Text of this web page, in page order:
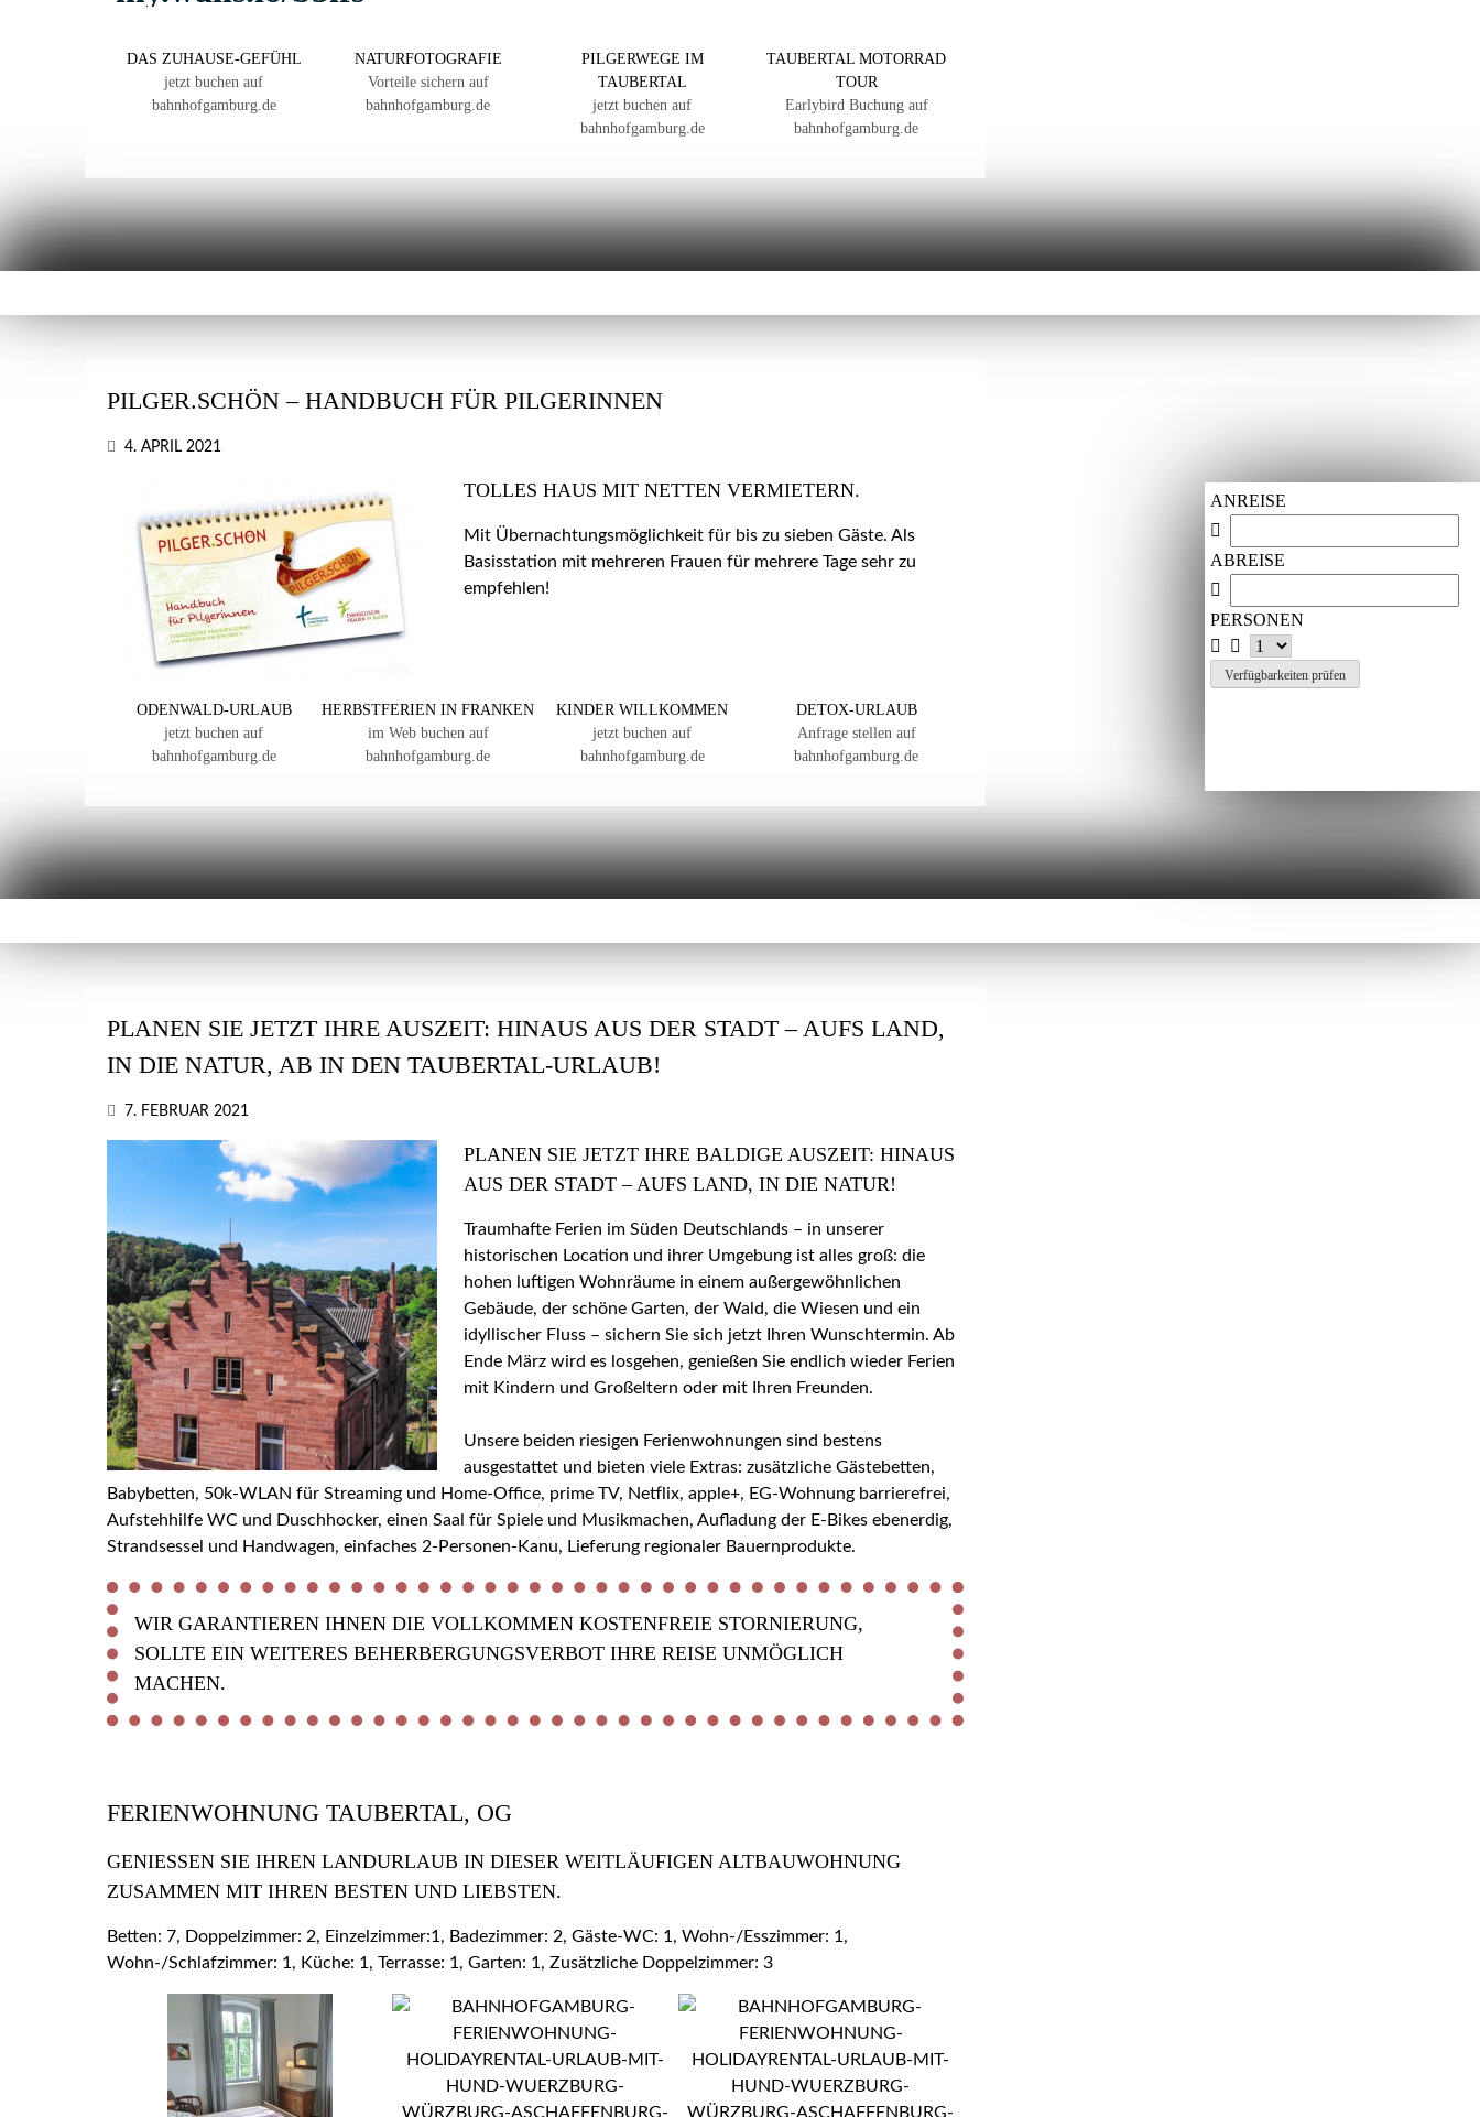
DAS ZUHAUSE-GEFÜHL
jetzt buchen auf
bahnhofgamburg.de
NATURFOTOGRAFIE
Vorteile sichern auf
bahnhofgamburg.de
PILGERWEGE IM
TAUBERTAL
jetzt buchen auf
bahnhofgamburg.de
TAUBERTAL MOTORRAD
TOUR
Earlybird Buchung auf
bahnhofgamburg.de
PILGER.SCHÖN – HANDBUCH FÜR PILGERINNEN
4. APRIL 2021
TOLLES HAUS MIT NETTEN VERMIETERN.
Mit Übernachtungsmöglichkeit für bis zu sieben Gäste. Als
Basisstation mit mehreren Frauen für mehrere Tage sehr zu
empfehlen!
ODENWALD-URLAUB
jetzt buchen auf
bahnhofgamburg.de
HERBSTFERIEN IN FRANKEN
im Web buchen auf
bahnhofgamburg.de
KINDER WILLKOMMEN
jetzt buchen auf
bahnhofgamburg.de
DETOX-URLAUB
Anfrage stellen auf
bahnhofgamburg.de
PLANEN SIE JETZT IHRE AUSZEIT: HINAUS AUS DER STADT – AUFS LAND,
IN DIE NATUR, AB IN DEN TAUBERTAL-URLAUB!
7. FEBRUAR 2021
PLANEN SIE JETZT IHRE BALDIGE AUSZEIT: HINAUS
AUS DER STADT – AUFS LAND, IN DIE NATUR!
Traumhafte Ferien im Süden Deutschlands – in unserer
historischen Location und ihrer Umgebung ist alles groß: die
hohen luftigen Wohnräume in einem außergewöhnlichen
Gebäude, der schöne Garten, der Wald, die Wiesen und ein
idyllischer Fluss – sichern Sie sich jetzt Ihren Wunschtermin. Ab
Ende März wird es losgehen, genießen Sie endlich wieder Ferien
mit Kindern und Großeltern oder mit Ihren Freunden.
Unsere beiden riesigen Ferienwohnungen sind bestens
ausgestattet und bieten viele Extras: zusätzliche Gästebetten,
Babybetten, 50k-WLAN für Streaming und Home-Office, prime TV, Netflix, apple+, EG-Wohnung barrierefrei,
Aufstehhilfe WC und Duschhocker, einen Saal für Spiele und Musikmachen, Aufladung der E-Bikes ebenerdig,
Strandsessel und Handwagen, einfaches 2-Personen-Kanu, Lieferung regionaler Bauernprodukte.
WIR GARANTIEREN IHNEN DIE VOLLKOMMEN KOSTENFREIE STORNIERUNG,
SOLLTE EIN WEITERES BEHERBERGUNGSVERBOT IHRE REISE UNMÖGLICH
MACHEN.
FERIENWOHNUNG TAUBERTAL, OG
GENIESSEN SIE IHREN LANDURLAUB IN DIESER WEITLÄUFIGEN ALTBAUWOHNUNG Z
USAMMEN MIT IHREN BESTEN UND LIEBSTEN.
Betten: 7, Doppelzimmer: 2, Einzelzimmer:1, Badezimmer: 2, Gäste-WC: 1, Wohn-/Esszimmer: 1,
Wohn-/Schlafzimmer: 1, Küche: 1, Terrasse: 1, Garten: 1, Zusätzliche Doppelzimmer: 3
ANREISE
ABREISE
PERSONEN
Verfügbarkeiten prüfen